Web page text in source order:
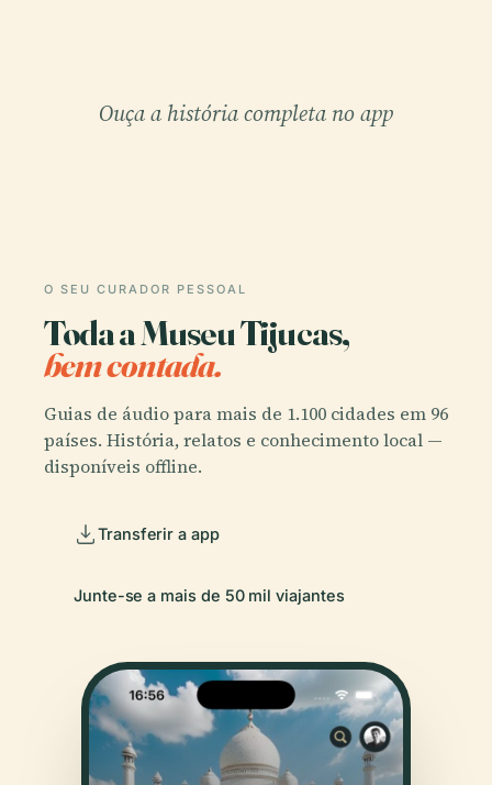
Ouça a história completa no app
O SEU CURADOR PESSOAL
Toda a Museu Tijucas,
bem contada.
Guias de áudio para mais de 1.100 cidades em 96
países. História, relatos e conhecimento local —
disponíveis offline.
Transferir a app
Junte-se a mais de 50 mil viajantes